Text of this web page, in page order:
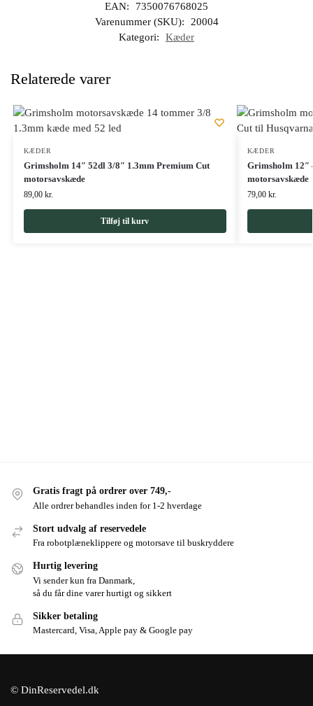
EAN:
7350076768025
Varenummer (SKU):
20004
Kategori:
Kæder
Relaterede varer
KÆDER
Grimsholm 14″ 52dl 3/8″ 1.3mm Premium Cut
motorsavskæde
89,00 kr.
Tilføj til kurv
KÆDER
Grimsholm 12″
motorsavskæde
79,00 kr.
Gratis fragt på ordrer over 749,-
Alle ordrer behandles inden for 1-2 hverdage
Stort udvalg af reservedele
Fra robotplæneklippere og motorsave til buskryddere
Hurtig levering
Vi sender kun fra Danmark,
så du får dine varer hurtigt og sikkert
Sikker betaling
Mastercard, Visa, Apple pay & Google pay
© DinReservedel.dk